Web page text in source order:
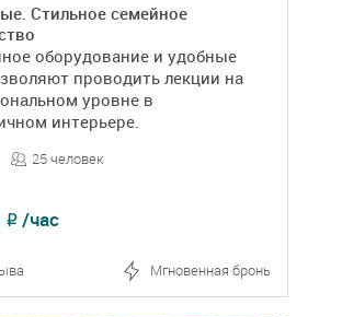
Стильное семейное
оборудование и удобные
проводить лекции на
уровне в
интерьере.
25 человек
₽ /час
Мгновенная бронь